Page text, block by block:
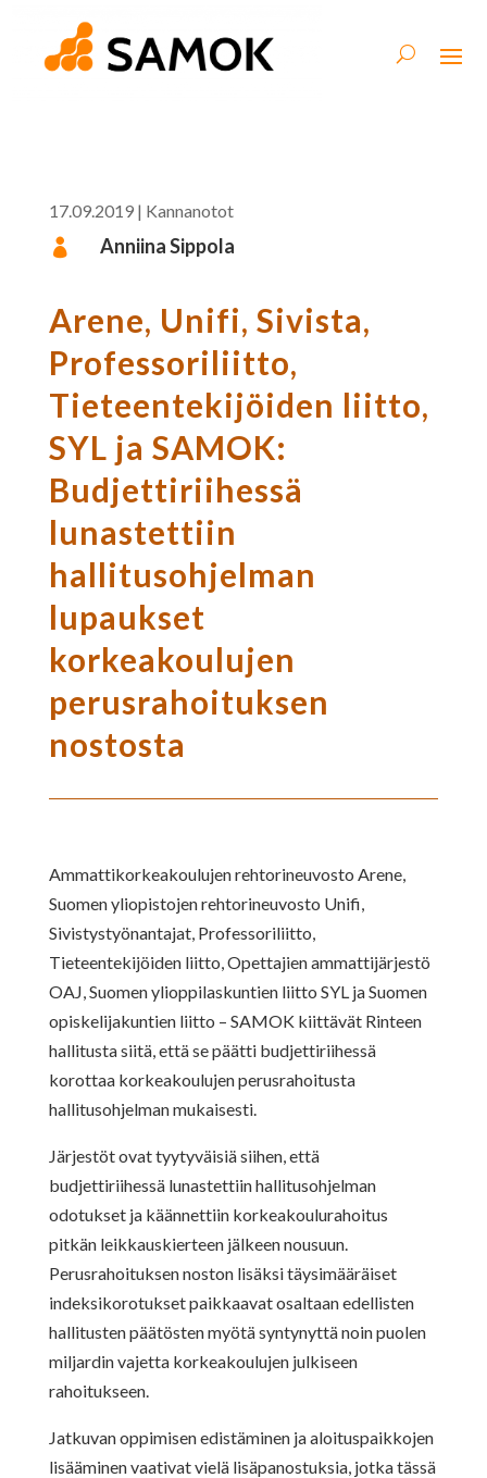
17.09.2019| Kannanotot
 Anniina Sippola
Arene, Unifi, Sivista,
Professoriliitto,
Tieteentekijöiden liitto,
SYL ja SAMOK:
Budjettiriihessä
lunastettiin
hallitusohjelman
lupaukset
korkeakoulujen
perusrahoituksen
nostosta
Ammattikorkeakoulujen rehtorineuvosto Arene,
Suomen yliopistojen rehtorineuvosto Unifi,
Sivistystyönantajat, Professoriliitto,
Tieteentekijöiden liitto, Opettajien ammattijärjestö
OAJ, Suomen ylioppilaskuntien liitto SYL ja Suomen
opiskelijakuntien liitto – SAMOK kiittävät Rinteen
hallitusta siitä, että se päätti budjettiriihessä
korottaa korkeakoulujen perusrahoitusta
hallitusohjelman mukaisesti.
Järjestöt ovat tyytyväisiä siihen, että
budjettiriihessä lunastettiin hallitusohjelman
odotukset ja käännettiin korkeakoulurahoitus
pitkän leikkauskierteen jälkeen nousuun.
Perusrahoituksen noston lisäksi täysimääräiset
indeksikorotukset paikkaavat osaltaan edellisten
hallitusten päätösten myötä syntynyttä noin puolen
miljardin vajetta korkeakoulujen julkiseen
rahoitukseen.
Jatkuvan oppimisen edistäminen ja aloituspaikkojen
lisääminen vaativat vielä lisäpanostuksia, jotka tässä